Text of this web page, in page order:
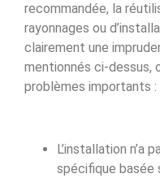
recommandée, la
rayonnages ou
clairement une
mentionnés ci-dessus,
problèmes importants :
L’installation n’a
spécifique basée